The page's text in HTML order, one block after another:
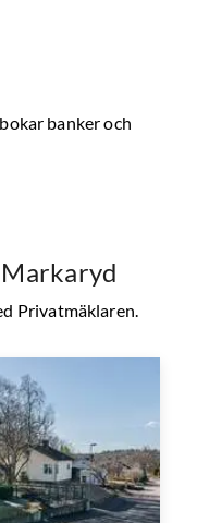
banker och
Privatmäklaren.